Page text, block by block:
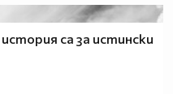
са за истински